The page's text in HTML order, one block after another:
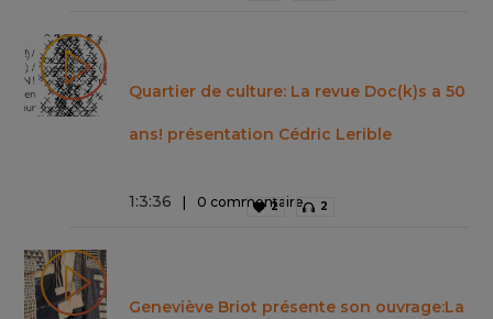
Quartier de culture: La revue Doc(k)s a 50
ans! présentation Cédric Lerible
1:3:36 0 commentaire
2 2
Geneviève Briot présente son ouvrage:La